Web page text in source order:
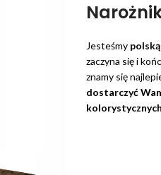
Jesteśmy
zaczyna się i
znamy się
dostarczyć